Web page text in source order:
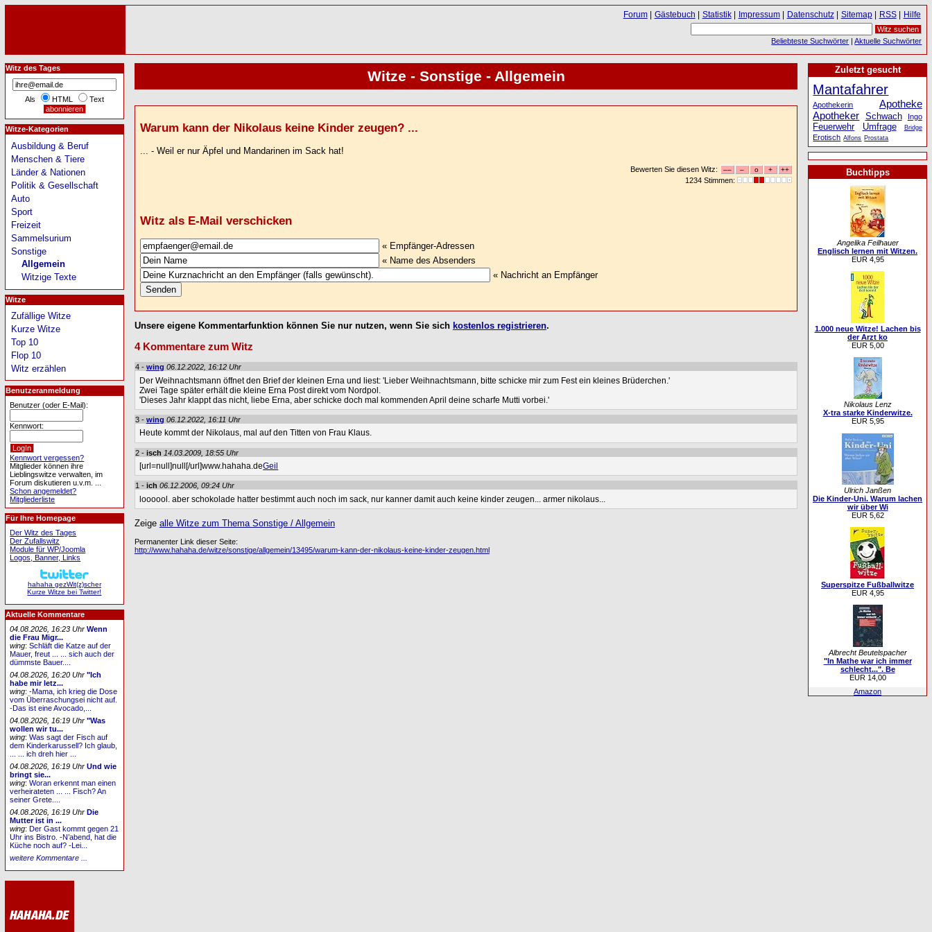
Witze - Sonstige - Allgemein
Warum kann der Nikolaus keine Kinder zeugen? ...
... - Weil er nur Äpfel und Mandarinen im Sack hat!
Bewerten Sie diesen Witz:
1234 Stimmen:
Witz als E-Mail verschicken
« Empfänger-Adressen
« Name des Absenders
« Nachricht an Empfänger
Unsere eigene Kommentarfunktion können Sie nur nutzen, wenn Sie sich kostenlos registrieren.
4 Kommentare zum Witz
4 - wing 06.12.2022, 16:12 Uhr
Der Weihnachtsmann öffnet den Brief der kleinen Erna und liest: 'Lieber Weihnachtsmann, bitte schicke mir zum Fest ein kleines Brüderchen.'
Zwei Tage später erhält die kleine Erna Post direkt vom Nordpol.
'Dieses Jahr klappt das nicht, liebe Erna, aber schicke doch mal kommenden April deine scharfe Mutti vorbei.'
3 - wing 06.12.2022, 16:11 Uhr
Heute kommt der Nikolaus, mal auf den Titten von Frau Klaus.
2 - isch 14.03.2009, 18:55 Uhr
[url=null]null[/url]www.hahaha.deGeil
1 - ich 06.12.2006, 09:24 Uhr
loooool. aber schokolade hatter bestimmt auch noch im sack, nur kanner damit auch keine kinder zeugen... armer nikolaus...
Zeige alle Witze zum Thema Sonstige / Allgemein
Permanenter Link dieser Seite:
http://www.hahaha.de/witze/sonstige/allgemein/13495/warum-kann-der-nikolaus-keine-kinder-zeugen.html
Witz des Tages
Als HTML Text
Witze-Kategorien
Ausbildung & Beruf
Menschen & Tiere
Länder & Nationen
Politik & Gesellschaft
Auto
Sport
Freizeit
Sammelsurium
Sonstige
Allgemein
Witzige Texte
Witze
Zufällige Witze
Kurze Witze
Top 10
Flop 10
Witz erzählen
Benutzeranmeldung
Benutzer (oder E-Mail):
Kennwort:
Kennwort vergessen?
Mitglieder können ihre
Lieblingswitze verwalten, im
Forum diskutieren u.v.m. ...
Schon angemeldet?
Mitgliederliste
Für Ihre Homepage
Der Witz des Tages
Der Zufallswitz
Module für WP/Joomla
Logos, Banner, Links
hahaha gezWit(z)scher
Kurze Witze bei Twitter!
Aktuelle Kommentare
04.08.2026, 16:23 Uhr Wenn
die Frau Migr...
wing:Schläft die Katze auf der
Mauer, freut ... ... sich auch der
dümmste Bauer....
04.08.2026, 16:20 Uhr "Ich
habe mir letz...
wing:-Mama, ich krieg die Dose
vom Überraschungsei nicht auf.
-Das ist eine Avocado,...
04.08.2026, 16:19 Uhr "Was
wollen wir tu...
wing:Was sagt der Fisch auf
dem Kinderkarussell? Ich glaub,
... ... ich dreh hier ...
04.08.2026, 16:19 Uhr Und wie
bringt sie...
wing:Woran erkennt man einen
verheirateten ... ... Fisch? An
seiner Grete....
04.08.2026, 16:19 Uhr Die
Mutter ist in ...
wing:Der Gast kommt gegen 21
Uhr ins Bistro. -N’abend, hat die
Küche noch auf? -Lei...
weitere Kommentare ...
Forum| Gästebuch | Statistik| Impressum| Datenschutz| Sitemap| RSS| Hilfe
Beliebteste Suchwörter |Aktuelle Suchwörter
Zuletzt gesucht
Mantafahrer
Apothekerin
Apotheke
Apotheker Schwach Ingo
Feuerwehr Umfrage Bridge
Erotisch Alfons Prostata
Buchtipps
Angelika Feilhauer
Englisch lernen mit Witzen.
EUR 4,95
1.000 neue Witze! Lachen bis
der Arzt ko
EUR 5,00
Nikolaus Lenz
X-tra starke Kinderwitze.
EUR 5,95
Ulrich Janßen
Die Kinder-Uni. Warum lachen
wir über Wi
EUR 5,62
Superspitze Fußballwitze
EUR 4,95
Albrecht Beutelspacher
"In Mathe war ich immer
schlecht...". Be
EUR 14,00
Amazon